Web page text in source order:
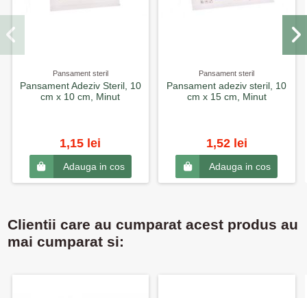
Pansament steril
Pansament Adeziv Steril, 10
cm x 10 cm, Minut
1,15 lei
Adauga in cos
Pansament steril
Pansament adeziv steril, 10
cm x 15 cm, Minut
1,52 lei
Adauga in cos
Clientii care au cumparat acest produs au
mai cumparat si: